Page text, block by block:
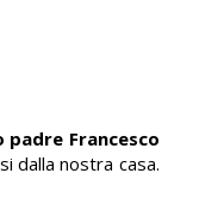
padre Francesco
dalla nostra casa.